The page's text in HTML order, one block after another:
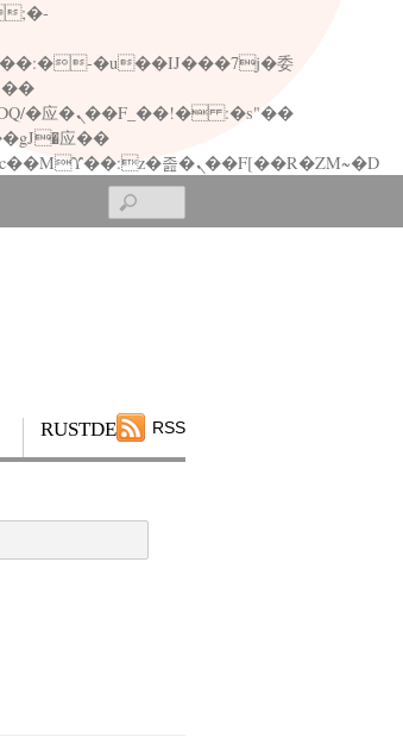
矁[��x�ZM~�n"��IB؃��!'����Тѕ��+��(m��IK�ʭ�/|��ϐܢ��F[��x�ZMz�G�� %嬩�/c��������[[��<�RI:�:c��MΎ��:z�졾�ܢ��F[��R�ZM~�D
RSS
RUSTDESK